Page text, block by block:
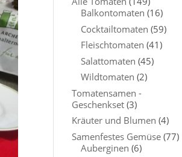
Balkontomaten (16)
Cocktailtomaten (59)
Fleischtomaten (41)
Salattomaten (45)
Wildtomaten (2)
Tomatensamen -
Geschenkset (3)
Kräuter und Blumen (4)
Samenfestes Gemüse (77)
Auberginen (6)